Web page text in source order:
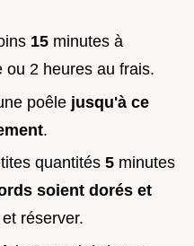
15 minutes à
ou 2 heures au frais.
poêle jusqu'à ce
.
quantités 5 minutes
soient dorés et
réserver.